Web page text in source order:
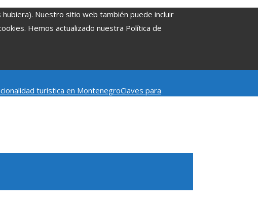
Nuestro sitio web también puede incluir
Hemos actualizado nuestra Política de
turística en MontenegroClaves para